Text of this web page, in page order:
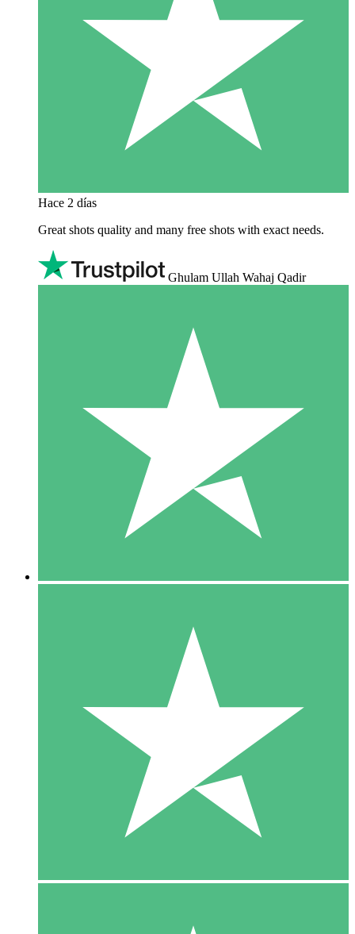
Hace 2 días
Great shots quality and many free shots with exact needs.
Ghulam Ullah Wahaj Qadir